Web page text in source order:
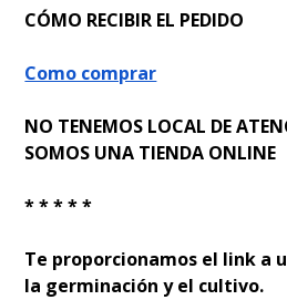
CÓMO RECIBIR EL PEDIDO
Como comprar
NO TENEMOS LOCAL DE
SOMOS UNA TIENDA ONLINE
* * * * *
Te proporcionamos el link a
la germinación y el cultivo.